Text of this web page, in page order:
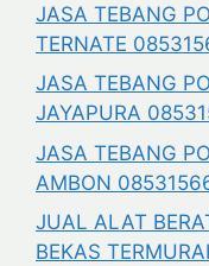
JASA TEBANG
TERNATE
JASA TEBANG
JAYAPURA
JASA TEBANG
AMBON
JUAL ALAT
BEKAS